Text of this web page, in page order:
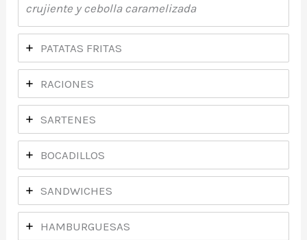
crujiente y cebolla caramelizada
PATATAS FRITAS
RACIONES
SARTENES
BOCADILLOS
SANDWICHES
HAMBURGUESAS